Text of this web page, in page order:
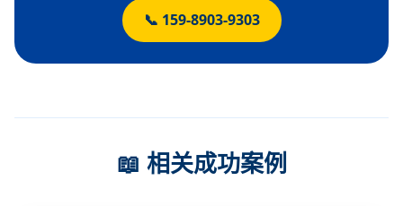
📞 159-8903-9303
📖 相关成功案例